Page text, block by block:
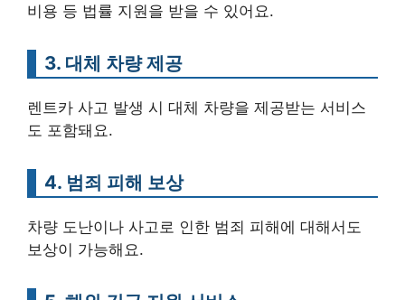
비용 등 법률 지원을 받을 수 있어요.
3. 대체 차량 제공
렌트카 사고 발생 시 대체 차량을 제공받는 서비스
도 포함돼요.
4. 범죄 피해 보상
차량 도난이나 사고로 인한 범죄 피해에 대해서도
보상이 가능해요.